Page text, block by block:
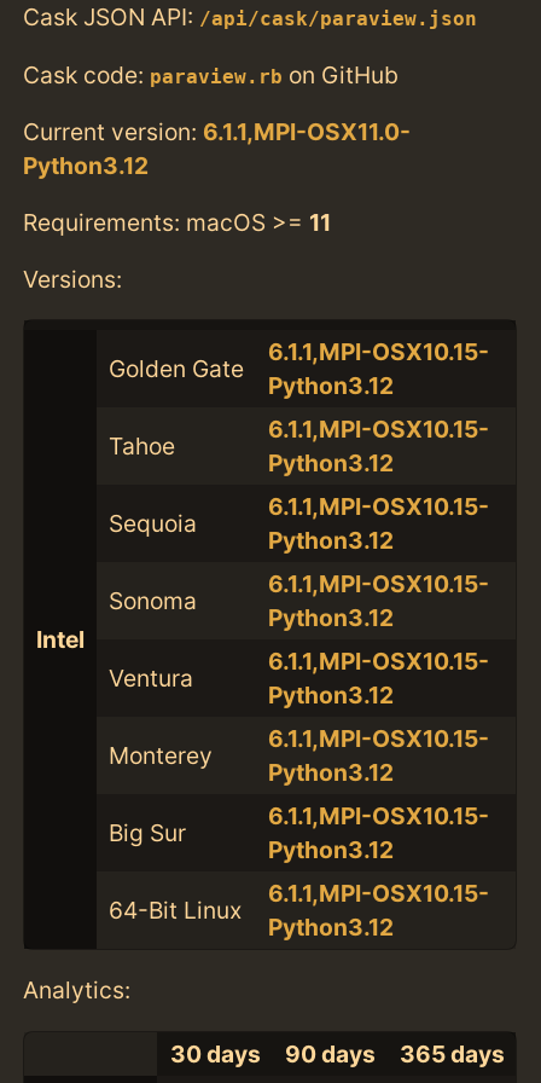
Cask JSON API: /api/cask/paraview.json
Cask code: paraview.rb on GitHub
Current version: 6.1.1,MPI-OSX11.0-
Python3.12
Requirements: macOS >= 11
Versions:
Intel
Golden Gate
6.1.1,MPI-OSX10.15-
Python3.12
Tahoe
6.1.1,MPI-OSX10.15-
Python3.12
Sequoia
6.1.1,MPI-OSX10.15-
Python3.12
Sonoma
6.1.1,MPI-OSX10.15-
Python3.12
Ventura
6.1.1,MPI-OSX10.15-
Python3.12
Monterey
6.1.1,MPI-OSX10.15-
Python3.12
Big Sur
6.1.1,MPI-OSX10.15-
Python3.12
64-Bit Linux
6.1.1,MPI-OSX10.15-
Python3.12
Analytics:
30 days 90 days
365 days